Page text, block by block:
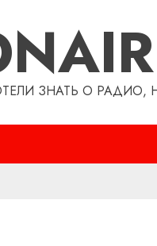
ЗНАТЬ О РАДИО,